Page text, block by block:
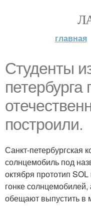
главная
Студенты
петербурга
построили.
Санкт-петербургская
солнцемобиль под
октября прототип
гонке
обещают выпустить в